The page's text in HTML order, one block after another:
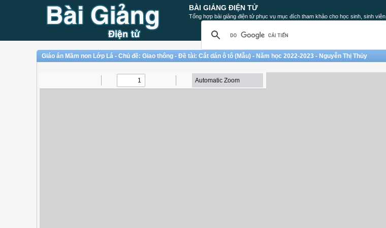
BÀI GIẢNG ĐIỆN TỬ
Tổng hợp bài giảng điện tử phục vụ mục đích tham khảo cho học sinh, sinh viên.
Giáo án Mầm non Lớp Lá - Chủ đề: Giao thông - Đề tài: Cắt dán ô tô (Mẫu) - Năm học 2022-2023 - Nguyễn Thị Thủy